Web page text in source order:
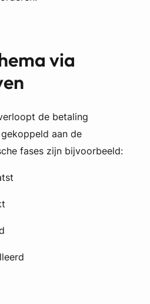
via
de betaling
gekoppeld aan de
fases zijn bijvoorbeeld: